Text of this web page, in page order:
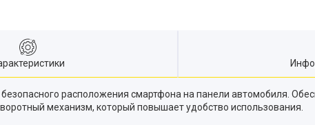
расположения смартфона на панели автомобиля.
механизм, который повышает удобство использования.